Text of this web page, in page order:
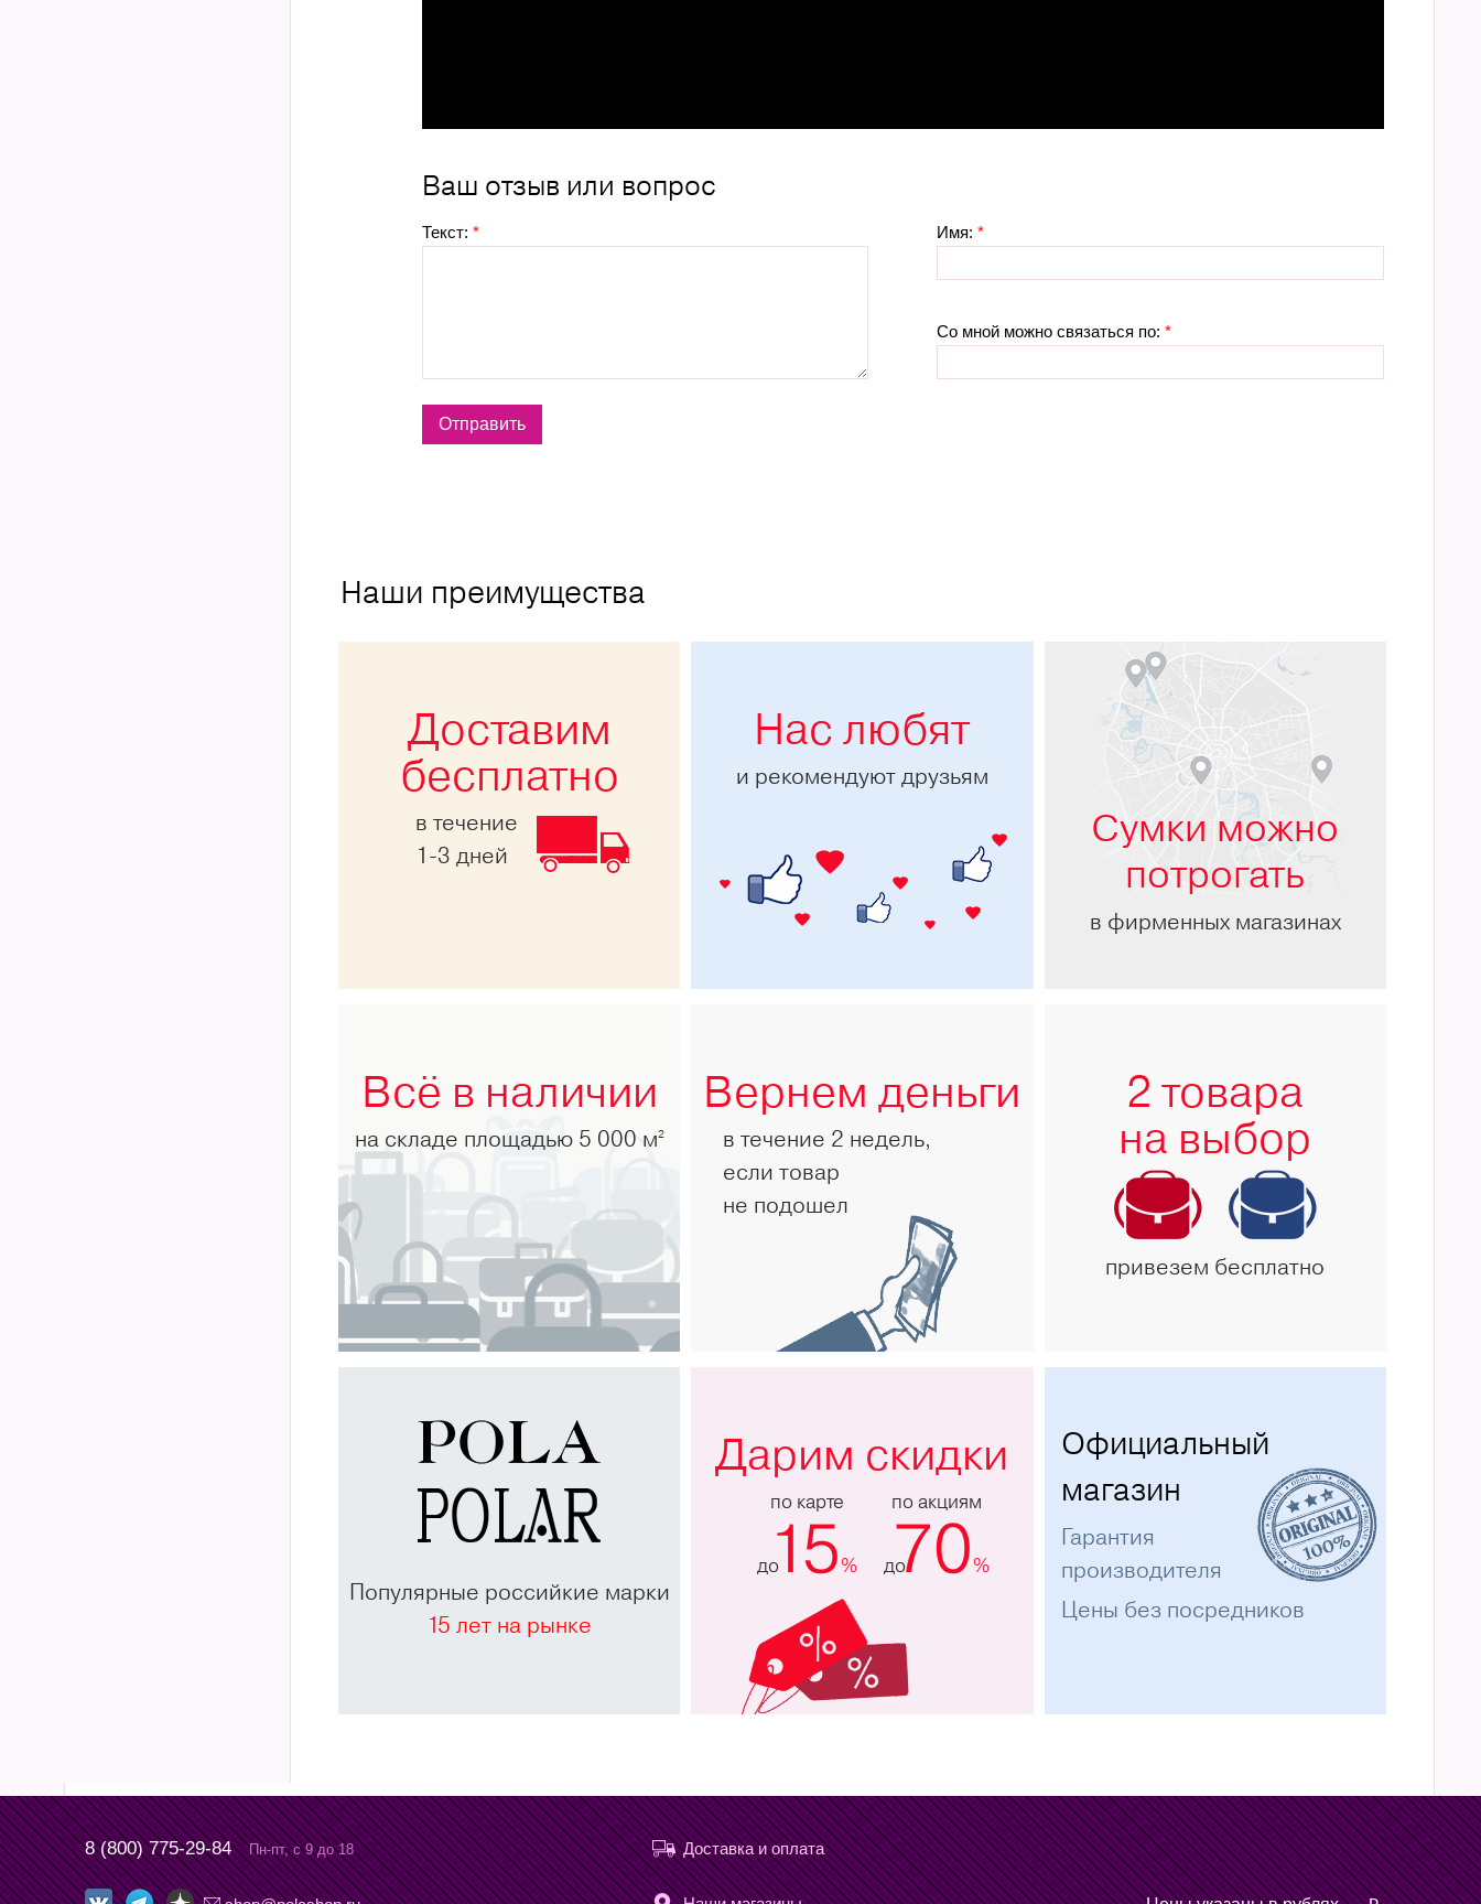
Ваш отзыв или вопрос
Текст: * Имя:*
Со мной можно связаться по:*
Наши преимущества
Доставим
бесплатно
в течение
1-3 дней
Нас любят
и рекомендуют друзьям
Сумки можно
потрогать
в фирменных магазинах
Всё в наличии
на складе площадью 5 000 м2
Вернем деньги
в течение 2 недель,
если товар
не подошел
2 товара
на выбор
привезем бесплатно
Популярные российкие марки
15 лет на рынке
Дарим скидки
по карте
до15%
по акциям
до
70%
Официальный
магазин
Гарантия
производителя
Цены без посредников
8 (800) 775-29-84 Пн-пт, с 9 до 18 Доставка и оплата